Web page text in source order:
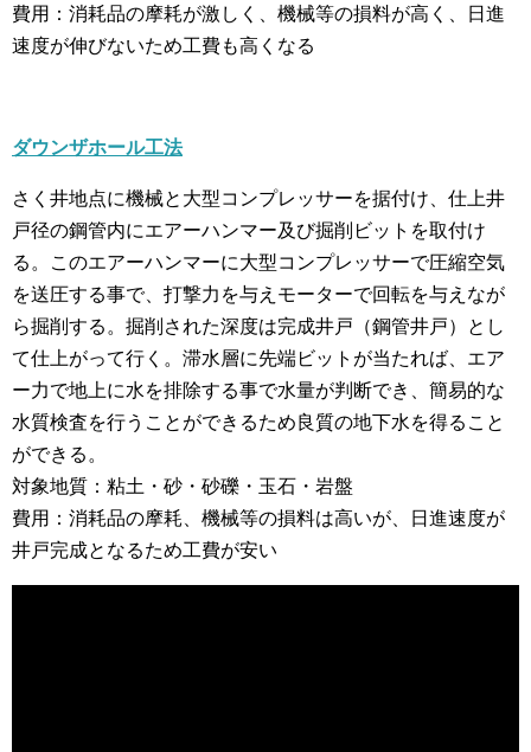
費用：消耗品の摩耗が激しく、機械等の損料が高く、日進
速度が伸びないため工費も高くなる
ダウンザホール工法
さく井地点に機械と大型コンプレッサーを据付け、仕上井
戸径の鋼管内にエアーハンマー及び掘削ビットを取付け
る。このエアーハンマーに大型コンプレッサーで圧縮空気
を送圧する事で、打撃力を与えモーターで回転を与えなが
ら掘削する。掘削された深度は完成井戸（鋼管井戸）とし
て仕上がって行く。滞水層に先端ビットが当たれば、エア
ー力で地上に水を排除する事で水量が判断でき、簡易的な
水質検査を行うことができるため良質の地下水を得ること
ができる。
対象地質：粘土・砂・砂礫・玉石・岩盤
費用：消耗品の摩耗、機械等の損料は高いが、日進速度が
井戸完成となるため工費が安い